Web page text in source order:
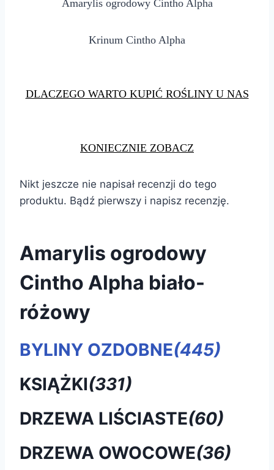
Amarylis ogrodowy Cintho Alpha
Krinum Cintho Alpha
DLACZEGO WARTO KUPIĆ ROŚLINY U NAS
KONIECZNIE ZOBACZ
Nikt jeszcze nie napisał recenzji do tego
produktu. Bądź pierwszy i napisz recenzję.
Amarylis ogrodowy
Cintho Alpha biało-
różowy
BYLINY OZDOBNE(445)
KSIĄŻKI(331)
DRZEWA LIŚCIASTE(60)
DRZEWA OWOCOWE(36)